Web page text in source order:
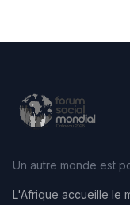
Un autre monde est
L'Afrique accueille le